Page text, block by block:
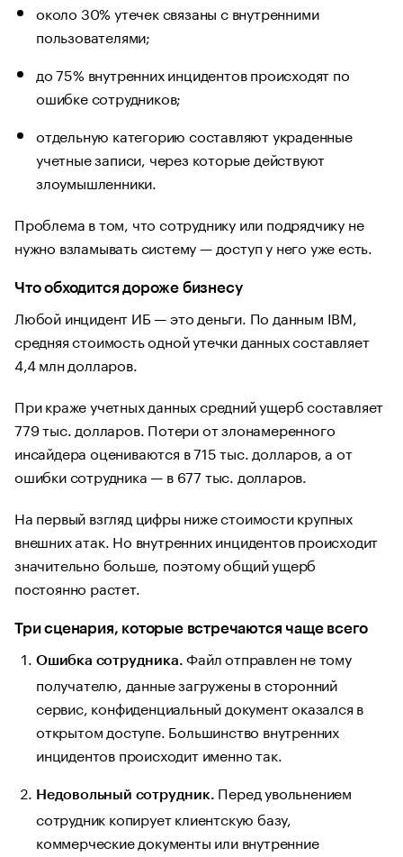
около 30% утечек связаны с внутренними
пользователями;
до 75% внутренних инцидентов происходят по
ошибке сотрудников;
отдельную категорию составляют украденные
учетные записи, через которые действуют
злоумышленники.
Проблема в том, что сотруднику или подрядчику не
нужно взламывать систему — доступ у него уже есть.
Что обходится дороже бизнесу
Любой инцидент ИБ — это деньги. По данным IBM,
средняя стоимость одной утечки данных составляет
4,4 млн долларов.
При краже учетных данных средний ущерб составляет
779 тыс. долларов. Потери от злонамеренного
инсайдера оцениваются в 715 тыс. долларов, а от
ошибки сотрудника — в 677 тыс. долларов.
На первый взгляд цифры ниже стоимости крупных
внешних атак. Но внутренних инцидентов происходит
значительно больше, поэтому общий ущерб
постоянно растет.
Три сценария, которые встречаются чаще всего
Ошибка сотрудника.Файл отправлен не тому
получателю, данные загружены в сторонний
сервис, конфиденциальный документ оказался в
открытом доступе. Большинство внутренних
инцидентов происходит именно так.
Недовольный сотрудник. Перед увольнением
сотрудник копирует клиентскую базу,
коммерческие документы или внутренние